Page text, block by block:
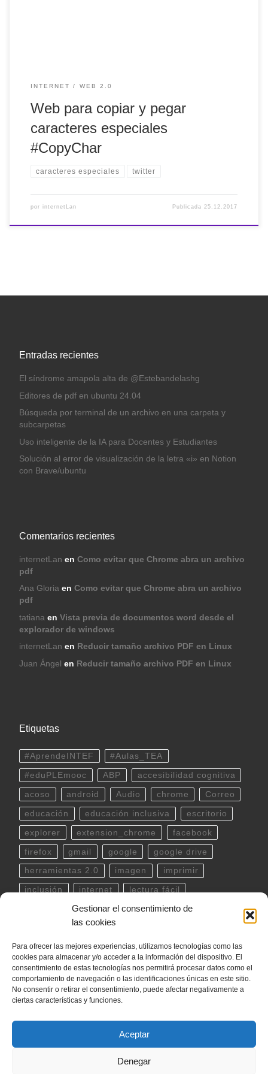
Gestionar el consentimiento de
las cookies
Para ofrecer las mejores experiencias, utilizamos tecnologías como las
cookies para almacenar y/o acceder a la información del dispositivo. El
consentimiento de estas tecnologías nos permitirá procesar datos como el
comportamiento de navegación o las identificaciones únicas en este sitio.
No consentir o retirar el consentimiento, puede afectar negativamente a
ciertas características y funciones.
Aceptar
Denegar
INTERNET WEB 2.0
Web para copiar y pegar
caracteres especiales
#CopyChar
caracteres especiales twitter
por internetLan Publicada 25.12.2017
Entradas recientes
El síndrome amapola alta de @Estebandelashg
Editores de pdf en ubuntu 24.04
Búsqueda por terminal de un archivo en una carpeta y
subcarpetas
Uso inteligente de la IA para Docentes y Estudiantes
Solución al error de visualización de la letra «i» en Notion
con Brave/ubuntu
Comentarios recientes
internetLan en Como evitar que Chrome abra un archivo
pdf
Ana Gloriaen Como evitar que Chrome abra un archivo
pdf
tatiana en Vista previa de documentos word desde el
explorador de windows
internetLan en Reducir tamaño archivo PDF en Linux
Juan Ángel en Reducir tamaño archivo PDF en Linux
Etiquetas
#AprendeINTEF #Aulas_TEA
#eduPLEmooc ABP accesibilidad cognitiva
acoso android Audio chrome Correo
educación educación inclusiva escritorio
explorer extension_chrome facebook
firefox gmail google google drive
herramientas 2.0 imagen imprimir
inclusión internet lectura fácil
linux musica outlook
powerpoint scratch
teclado Telegram terminal twitter
ubuntu video WhatsApp windows
word YouTube
– Todos los derechos reservados